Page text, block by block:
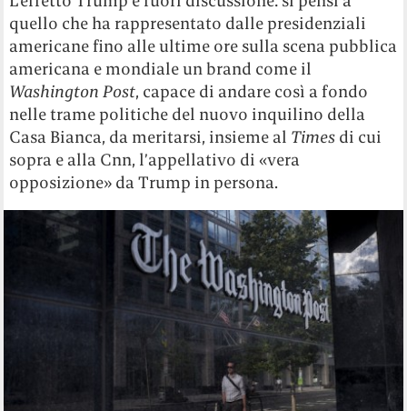
quello che ha rappresentato dalle presidenziali
americane fino alle ultime ore sulla scena pubblica
americana e mondiale un brand come il
Washington Post, capace di andare così a fondo
nelle trame politiche del nuovo inquilino della
Casa Bianca, da meritarsi, insieme al Times di cui
sopra e alla Cnn, l’appellativo di «vera
opposizione» da Trump in persona.